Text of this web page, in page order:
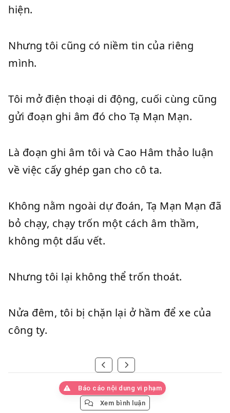
hiện.
Nhưng tôi cũng có niềm tin của riêng
mình.
Tôi mở điện thoại di động, cuối cùng cũng
gửi đoạn ghi âm đó cho Tạ Mạn Mạn.
Là đoạn ghi âm tôi và Cao Hâm thảo luận
về việc cấy ghép gan cho cô ta.
Không nằm ngoài dự đoán, Tạ Mạn Mạn đã
bỏ chạy, chạy trốn một cách âm thầm,
không một dấu vết.
Nhưng tôi lại không thể trốn thoát.
Nửa đêm, tôi bị chặn lại ở hầm để xe của
công ty.
Báo cáo nội dung vi phạm
Xem bình luận